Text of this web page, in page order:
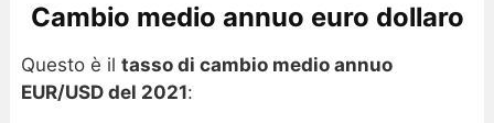
Cambio medio annuo euro dollaro
Questo è il tasso di cambio medio annuo
EUR/USD del 2021: